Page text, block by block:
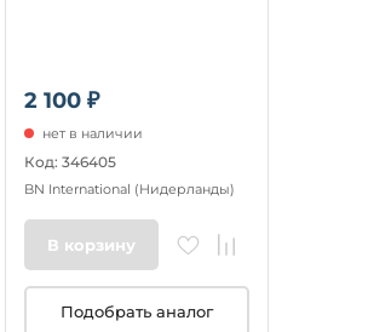
2 100 ₽
нет в наличии
Код: 346405
BN International (Нидерланды)
В корзину
Подобрать аналог